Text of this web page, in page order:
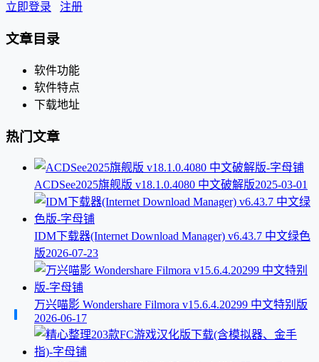
立即登录 注册
文章目录
软件功能
软件特点
下载地址
热门文章
ACDSee2025旗舰版 v18.1.0.4080 中文破解版2025-03-01
IDM下载器(Internet Download Manager) v6.43.7 中文绿色
版2026-07-23
万兴喵影 Wondershare Filmora v15.6.4.20299 中文特别版
2026-06-17